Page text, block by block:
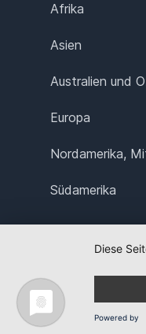
Afrika
Asien
Australien und
Europa
Nordamerika,
Südamerika
Diese
Powered by